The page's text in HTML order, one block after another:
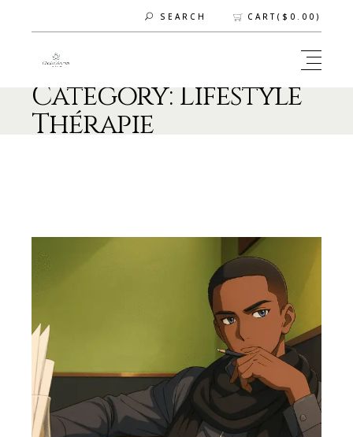
SEARCH CART( $ 0.00 )
Category: Lifestyle
Thérapie